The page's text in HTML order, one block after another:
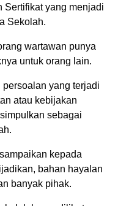
Sertifikat yang menjadi
Sekolah.
wartawan punya
untuk orang lain.
yang terjadi
atau kebijakan
sebagai
kepada
bahan hayalan
banyak pihak.